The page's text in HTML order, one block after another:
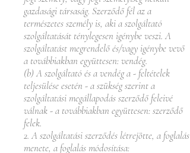
gazdasági társaság. Szerződő fél az a
természetes személy is, aki a szolgáltató
szolgáltatását ténylegesen igénybe veszi. A
szolgáltatást megrendelő és/vagy igénybe vevő
a továbbiakban együttesen: vendég.
(b) A szolgáltató és a vendég a - feltételek
teljesülése esetén - a szükség szerint a
szolgáltatási megállapodás szerződő feleivé
válnak - a továbbiakban együttesen: szerződő
felek.
2. A szolgáltatási szerződés létrejötte, a foglalás
menete, a foglalás módosítása: